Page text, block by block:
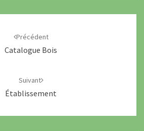
Précédent
Catalogue Bois
Suivant
Établissement